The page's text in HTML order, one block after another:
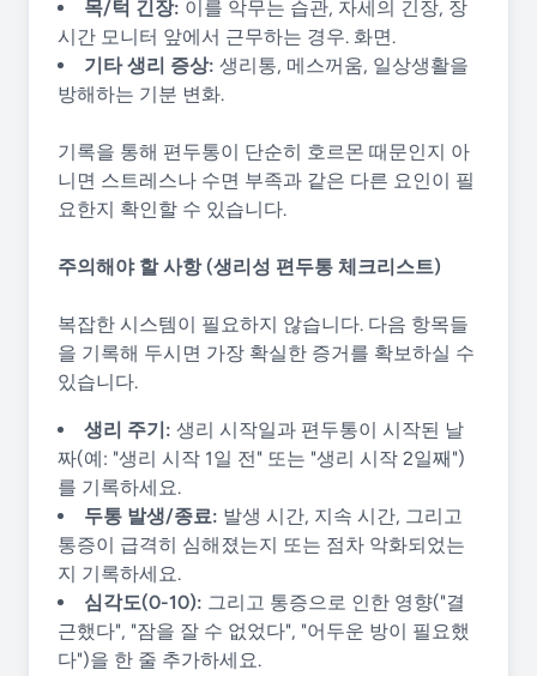
목/턱 긴장: 이를 악무는 습관, 자세의 긴장, 장
시간 모니터 앞에서 근무하는 경우. 화면.
기타 생리 증상: 생리통, 메스꺼움, 일상생활을
방해하는 기분 변화.
기록을 통해 편두통이 단순히 호르몬 때문인지 아
니면 스트레스나 수면 부족과 같은 다른 요인이 필
요한지 확인할 수 있습니다.
주의해야 할 사항 (생리성 편두통 체크리스트)
복잡한 시스템이 필요하지 않습니다. 다음 항목들
을 기록해 두시면 가장 확실한 증거를 확보하실 수
있습니다.
생리 주기: 생리 시작일과 편두통이 시작된 날
짜(예: "생리 시작 1일 전" 또는 "생리 시작 2일째")
를 기록하세요.
두통 발생/종료: 발생 시간, 지속 시간, 그리고
통증이 급격히 심해졌는지 또는 점차 악화되었는
지 기록하세요.
심각도(0-10): 그리고 통증으로 인한 영향("결
근했다", "잠을 잘 수 없었다", "어두운 방이 필요했
다")을 한 줄 추가하세요.